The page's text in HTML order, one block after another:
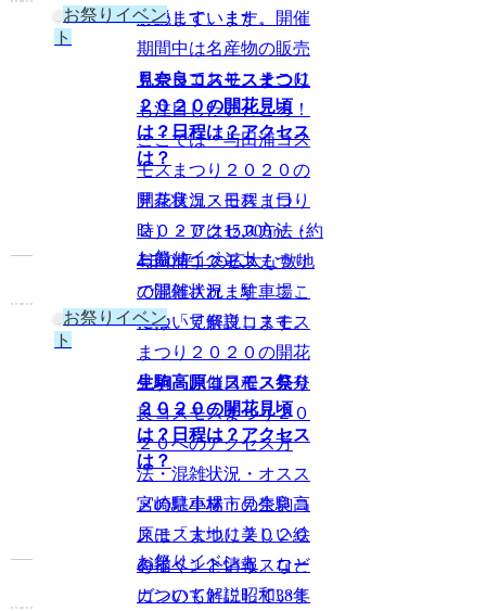
解説しています。
しめます。また、開催
期間中は名産物の販売
もやっており、そこに
も注目したいところ！
ここでは「与田浦コス
モスまつり２０２０の
開花状況・日程（日
時）・アクセス方法・
与田浦コスモスまつり
の混雑状況・駐車場」
について解説します。
お祭りイベン
ト
見奈良コスモスまつり
２０２０の開花見頃
は？日程は？アクセス
は？
見奈良コスモスまつり
２０２０は15,000㎡（約
4,500坪）の広大な敷地
で開催されます。ここ
では「見奈良コスモス
まつり２０２０の開花
見頃・開催日程・見奈
良コスモスまつり２０
２０へのアクセス方
法・混雑状況・オスス
メの駐車場・見奈良コ
スモスまつり２０２０
のイベント情報」など
について解説していま
お祭りイベント
お祭りイベン
ト
生駒高原コスモス祭り
２０２０の開花見頃
は？日程は？アクセス
は？
宮崎県小林市の生駒高
原は「大地に美しい絵
を描く」というスロー
ガンのもとに昭和38年
お祭りイベント